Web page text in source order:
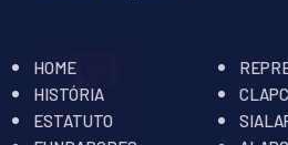
HOME
HISTÓRIA
ESTATUTO